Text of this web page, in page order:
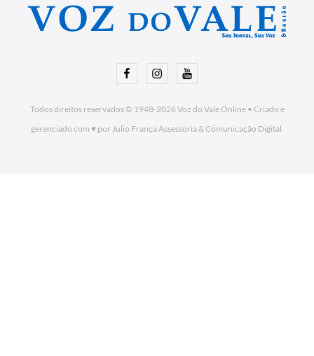
FacebookInstagramYoutube
Todos direitos reservados © 1948-2026Voz do Vale Online• Criado e
gerenciado com ♥ por Julio França Assessoria& Comunicação Digital.